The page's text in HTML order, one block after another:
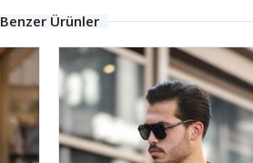
Benzer Ürünler